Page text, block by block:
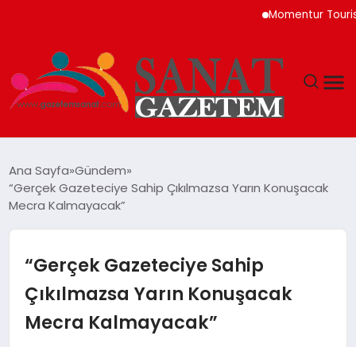
Momentur Tourism
TEKNOLOJI
YAŞAM
Ana Sayfa Gündem
“Gerçek Gazeteciye Sahip Çıkılmazsa Yarın Konuşacak
Mecra Kalmayacak”
“Gerçek Gazeteciye Sahip
Çıkılmazsa Yarın Konuşacak
Mecra Kalmayacak”